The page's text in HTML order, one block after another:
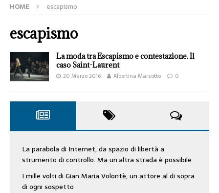
HOME escapismo
escapismo
La moda tra Escapismo e contestazione. Il
caso Saint-Laurent
20 Marzo 2016 Albertina Marzotto 0
La parabola di Internet, da spazio di libertà a
strumento di controllo. Ma un’altra strada è possibile
I mille volti di Gian Maria Volontè, un attore al di sopra
di ogni sospetto